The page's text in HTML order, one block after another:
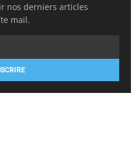
nos derniers articles
mail.